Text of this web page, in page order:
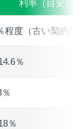
利率（目安）
程度（古い契約は
％
％